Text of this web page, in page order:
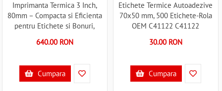
Imprimanta Termica 3 Inch,
80mm – Compacta si Eficienta
pentru Etichete si Bonuri,
Hoin HOP-HQ80B C41114
640.00 RON
Cumpara
Etichete Termice Autoadezive
70x50 mm, 500 Etichete-Rola
OEM C41122 C41122
30.00 RON
Cumpara